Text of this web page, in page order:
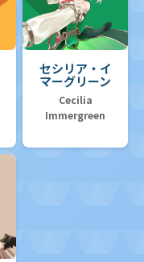
セシリア・イ
マーグリーン
Cecilia
Immergreen